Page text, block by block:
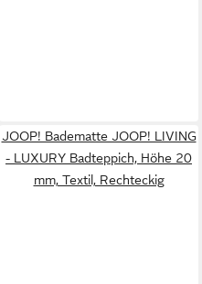
JOOP! Badematte JOOP! LIVING
- LUXURY Badteppich, Höhe 20
mm, Textil, Rechteckig